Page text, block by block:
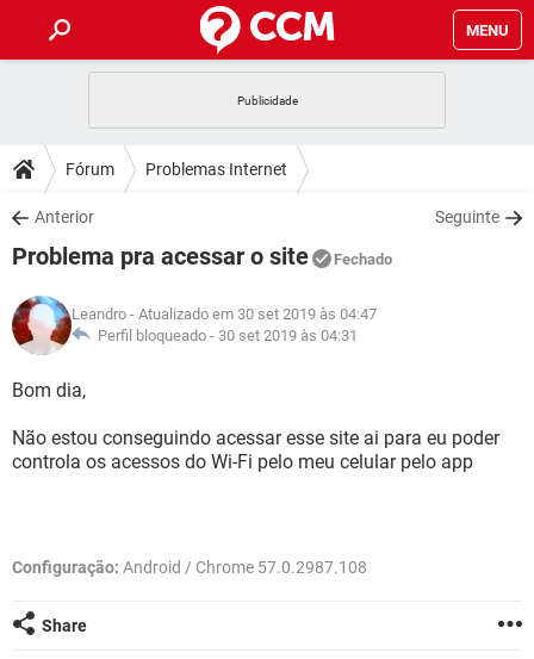
MENU
CELULAR FACEBOOK
OUTLOOK
INSTAGRAM GMAIL
GUIA DE COMPRAS
DICAS
JOGOS WHATSAPP
INSTAGRAM GMAIL
GUIA DE COMPRAS
DOWNLOADS
JOGOS WHATSAPP
CELULAR
OUTLOOK EXCEL
INSTAGRAM
JOGOS WHATSAPP
CELULAR
OUTLOOK
INSTAGRAM GMAIL
GLOSSÁRIO
JOGOS
OUTLOOK EXCEL
Fórum Problemas Internet
Anterior Seguinte
Problema pra acessar o site Fechado
Leandro - Atualizado em 30 set 2019 às 04:47
Perfil bloqueado - 30 set 2019 às 04:31
Bom dia,
Não estou conseguindo acessar esse site ai para eu poder
controla os acessos do Wi-Fi pelo meu celular pelo app
Configuração: Android / Chrome 57.0.2987.108
Share